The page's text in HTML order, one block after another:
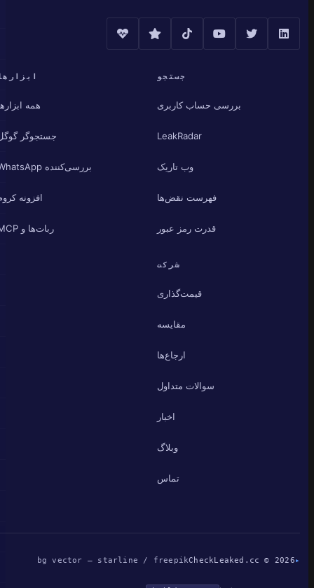
جستجو
بررسی حساب کاربری
LeakRadar
وب تاریک
فهرست نقض‌ها
قدرت رمز عبور
ابزارها
همه ابزارها
جستجوگر گوگل
بررسی‌کننده WhatsApp
افزونه کروم
ربات‌ها و MCP
شرکت
قیمت‌گذاری
مقایسه
ارجاع‌ها
سوالات متداول
اخبار
وبلاگ
تماس
CheckLeaked.cc © 2026
bg vector — starline / freepik